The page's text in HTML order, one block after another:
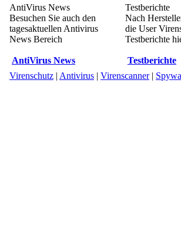
AntiVirus News
Besuchen Sie auch den
tagesaktuellen Antivirus
News Bereich
AntiVirus News
Testberichte
Nach
die User
Testberichte
Testberichte
Virenschutz | Antivirus | Virenscanner|